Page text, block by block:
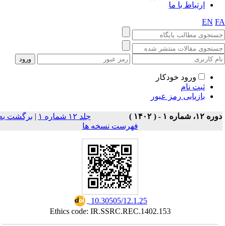
ارتباط با ما
EN
ورود خودکار
ثبت نام
بازیابی رمز عبور
۱۲، شماره ۱ - ( ۱۴۰۲ ) جلد ۱۲ شماره ۱ | برگشت به
فهرست نسخه ها
‎ 10.30505/12.1.25
Ethics code: IR.SSRC.REC.1402.153